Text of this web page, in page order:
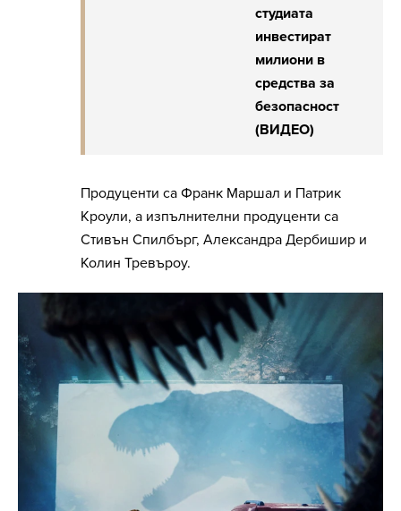
студиата
инвестират
милиони в
средства за
безопасност
(ВИДЕО)
Продуценти са Франк Маршал и Патрик
Кроули, а изпълнителни продуценти са
Стивън Спилбърг, Александра Дербишир и
Колин Тревъроу.